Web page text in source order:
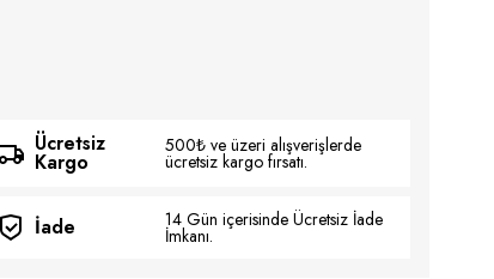
Ücretsiz
Kargo
500₺ ve üzeri alışverişlerde
ücretsiz kargo fırsatı.
İade 14 Gün içerisinde Ücretsiz İade
İmkanı.